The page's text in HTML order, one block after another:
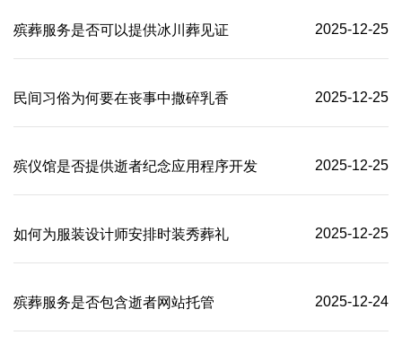
殡葬服务是否可以提供冰川葬见证 2025-12-25
民间习俗为何要在丧事中撒碎乳香 2025-12-25
殡仪馆是否提供逝者纪念应用程序开发 2025-12-25
如何为服装设计师安排时装秀葬礼 2025-12-25
殡葬服务是否包含逝者网站托管 2025-12-24